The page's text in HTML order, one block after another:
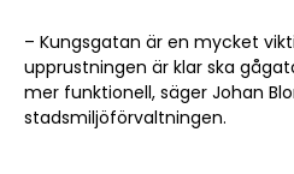
– Kungsgatan är en mycket
upprustningen är klar ska
mer funktionell, säger Johan
stadsmiljöförvaltningen.